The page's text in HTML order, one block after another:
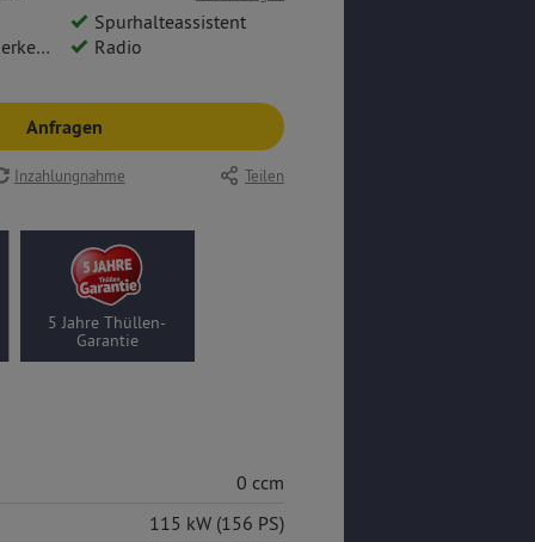
Spurhalteassistent
Radio
Anfragen
Inzahlungnahme Teilen
5 Jahre Thüllen-
Garantie
0 ccm
115 kW (156 PS)